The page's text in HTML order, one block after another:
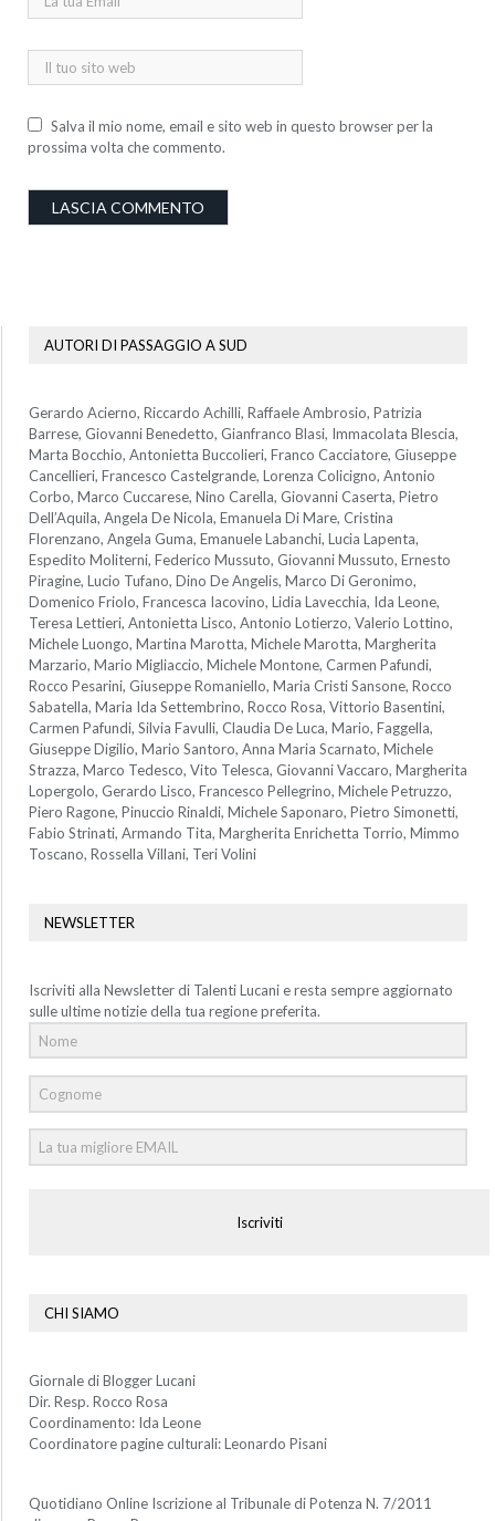
Salva il mio nome, email e sito web in questo browser per la
prossima volta che commento.
AUTORI DI PASSAGGIO A SUD
Gerardo Acierno, Riccardo Achilli, Raffaele Ambrosio, Patrizia
Barrese, Giovanni Benedetto, Gianfranco Blasi, Immacolata Blescia,
Marta Bocchio, Antonietta Buccolieri, Franco Cacciatore, Giuseppe
Cancellieri, Francesco Castelgrande, Lorenza Colicigno, Antonio
Corbo, Marco Cuccarese, Nino Carella, Giovanni Caserta, Pietro
Dell’Aquila, Angela De Nicola, Emanuela Di Mare, Cristina
Florenzano, Angela Guma, Emanuele Labanchi, Lucia Lapenta,
Espedito Moliterni, Federico Mussuto, Giovanni Mussuto, Ernesto
Piragine, Lucio Tufano, Dino De Angelis, Marco Di Geronimo,
Domenico Friolo, Francesca Iacovino, Lidia Lavecchia, Ida Leone,
Teresa Lettieri, Antonietta Lisco, Antonio Lotierzo, Valerio Lottino,
Michele Luongo, Martina Marotta, Michele Marotta, Margherita
Marzario, Mario Migliaccio, Michele Montone, Carmen Pafundi,
Rocco Pesarini, Giuseppe Romaniello, Maria Cristi Sansone, Rocco
Sabatella, Maria Ida Settembrino, Rocco Rosa, Vittorio Basentini,
Carmen Pafundi, Silvia Favulli, Claudia De Luca, Mario, Faggella,
Giuseppe Digilio, Mario Santoro, Anna Maria Scarnato, Michele
Strazza, Marco Tedesco, Vito Telesca, Giovanni Vaccaro, Margherita
Lopergolo, Gerardo Lisco, Francesco Pellegrino, Michele Petruzzo,
Piero Ragone, Pinuccio Rinaldi, Michele Saponaro, Pietro Simonetti,
Fabio Strinati, Armando Tita, Margherita Enrichetta Torrio, Mimmo
Toscano, Rossella Villani, Teri Volini
NEWSLETTER
Iscriviti alla Newsletter di Talenti Lucani e resta sempre aggiornato
sulle ultime notizie della tua regione preferita.
Iscriviti
CHI SIAMO
Giornale di Blogger Lucani
Dir. Resp. Rocco Rosa
Coordinamento: Ida Leone
Coordinatore pagine culturali: Leonardo Pisani
Quotidiano Online Iscrizione al Tribunale di Potenza N. 7/2011